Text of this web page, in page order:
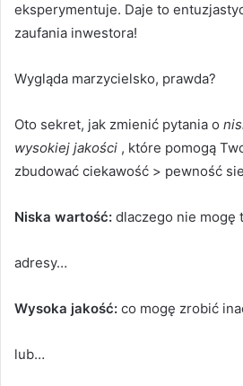
eksperymentuje. Daje to
zaufania inwestora!
Wygląda marzycielsko, prawda?
Oto sekret, jak zmienić pytania o
wysokiej jakości , które pomogą
zbudować ciekawość > pewność
Niska wartość: dlaczego nie mogę
adresy…
Wysoka jakość: co mogę zrobić
lub…